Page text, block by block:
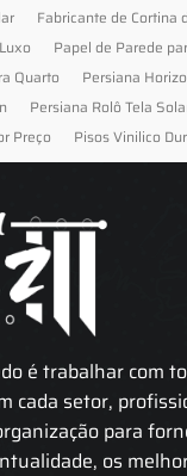
Fabricante de Cortina
Papel de Parede
Quarto
Persiana
Persiana Rolô Tela
Preço
Pisos Vinilico
é trabalhar com
cada setor,
para
os